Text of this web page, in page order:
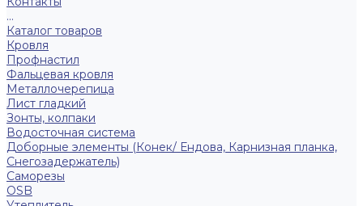
...
Каталог товаров
Кровля
Профнастил
Фальцевая кровля
Металлочерепица
Лист гладкий
Зонты, колпаки
Водосточная система
Доборные элементы (Конек/ Ендова, Карнизная планка,
Снегозадержатель)
Саморезы
ОSB